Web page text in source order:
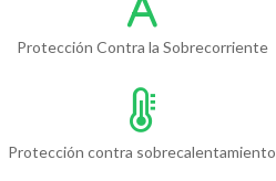
Protección Contra la Sobrecorriente
Protección contra sobrecalentamiento